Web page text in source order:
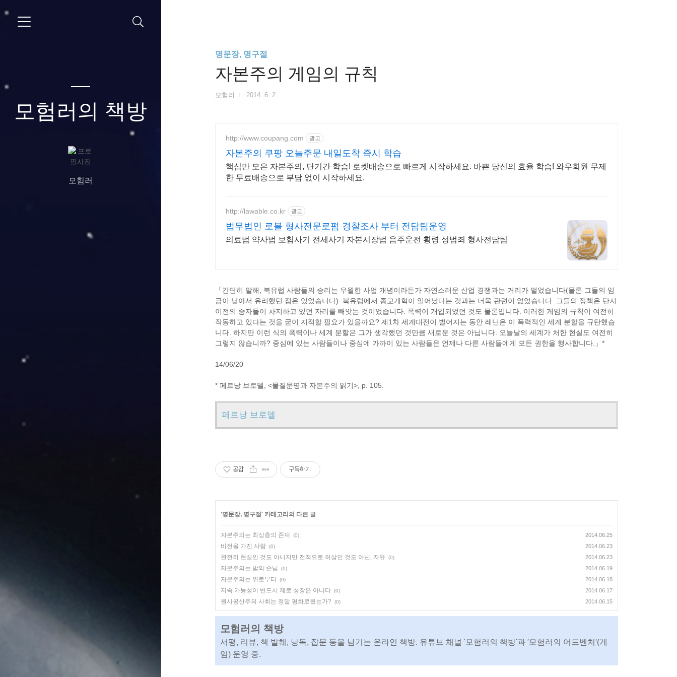
모험러의 책방
모험러
명문장, 명구절
자본주의 게임의 규칙
모험러 2014. 6. 2
http://www.coupang.com 광고
자본주의 쿠팡 오늘주문 내일도착 즉시 학습
핵심만 모은 자본주의, 단기간 학습! 로켓배송으로 빠르게 시작하세요. 바쁜 당신의 효율 학습! 와우회원 무제
한 무료배송으로 부담 없이 시작하세요.
http://lawable.co.kr 광고
법무법인 로블 형사전문로펌 경찰조사 부터 전담팀운영
의료법 약사법 보험사기 전세사기 자본시장법 음주운전 횡령 성범죄 형사전담팀
「간단히 말해, 북유럽 사람들의 승리는 우월한 사업 개념이라든가 자연스러운 산업 경쟁과는 거리가 멀었습니다(물론 그들의 임
금이 낮아서 유리했던 점은 있었습니다). 북유럽에서 종교개혁이 일어났다는 것과는 더욱 관련이 없었습니다. 그들의 정책은 단지
이전의 승자들이 차지하고 있던 자리를 빼앗는 것이었습니다. 폭력이 개입되었던 것도 물론입니다. 이러한 게임의 규칙이 여전히
작동하고 있다는 것을 굳이 지적할 필요가 있을까요? 제1차 세계대전이 벌어지는 동안 레닌은 이 폭력적인 세계 분할을 규탄했습
니다. 하지만 이런 식의 폭력이나 세계 분할은 그가 생각했던 것만큼 새로운 것은 아닙니다. 오늘날의 세계가 처한 현실도 여전히
그렇지 않습니까? 중심에 있는 사람들이나 중심에 가까이 있는 사람들은 언제나 다른 사람들에게 모든 권한을 행사합니다.」*
14/06/20
* 페르낭 브로델, <물질문명과 자본주의 읽기>, p. 105.
페르낭 브로델
공감 구독하기
'명문장, 명구절' 카테고리의 다른 글
자본주의는 최상층의 존재 (0) 2014.06.25
비전을 가진 사람 (0) 2014.06.23
완전히 현실인 것도 아니지만 전적으로 허상인 것도 아닌, 자유 (0) 2014.06.23
자본주의는 밤의 손님 (0) 2014.06.19
자본주의는 위로부터 (0) 2014.06.18
지속 가능성이 반드시 제로 성장은 아니다 (0) 2014.06.17
원시공산주의 사회는 정말 평화로웠는가? (0) 2014.06.15
모험러의 책방
서평, 리뷰, 책 발췌, 낭독, 잡문 등을 남기는 온라인 책방. 유튜브 채널 '모험러의 책방'과 ′모험러의 어드벤처′(게
임) 운영 중.